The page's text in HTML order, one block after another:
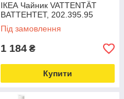
ІКЕА Чайник VATTENTÄT
ВАТТЕНТЕТ, 202.395.95
Під замовлення
1 184 ₴
Купити